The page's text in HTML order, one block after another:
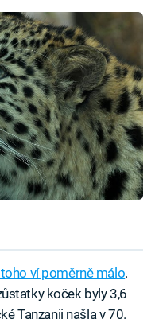
ví poměrně málo.
koček byly 3,6
Tanzanii našla v 70.